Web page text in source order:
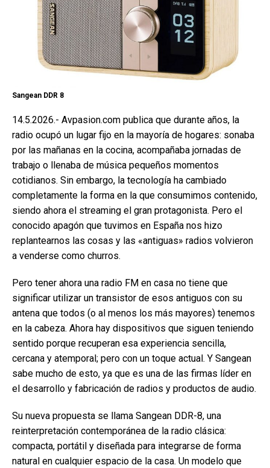
Sangean DDR 8
14.5.2026.- Avpasion.com publica que durante años, la
radio ocupó un lugar fijo en la mayoría de hogares: sonaba
por las mañanas en la cocina, acompañaba jornadas de
trabajo o llenaba de música pequeños momentos
cotidianos. Sin embargo, la tecnología ha cambiado
completamente la forma en la que consumimos contenido,
siendo ahora el streaming el gran protagonista. Pero el
conocido apagón que tuvimos en España nos hizo
replantearnos las cosas y las «antiguas» radios volvieron
a venderse como churros.
Pero tener ahora una radio FM en casa no tiene que
significar utilizar un transistor de esos antiguos con su
antena que todos (o al menos los más mayores) tenemos
en la cabeza. Ahora hay dispositivos que siguen teniendo
sentido porque recuperan esa experiencia sencilla,
cercana y atemporal; pero con un toque actual. Y Sangean
sabe mucho de esto, ya que es una de las firmas líder en
el desarrollo y fabricación de radios y productos de audio.
Su nueva propuesta se llama Sangean DDR-8, una
reinterpretación contemporánea de la radio clásica:
compacta, portátil y diseñada para integrarse de forma
natural en cualquier espacio de la casa. Un modelo que